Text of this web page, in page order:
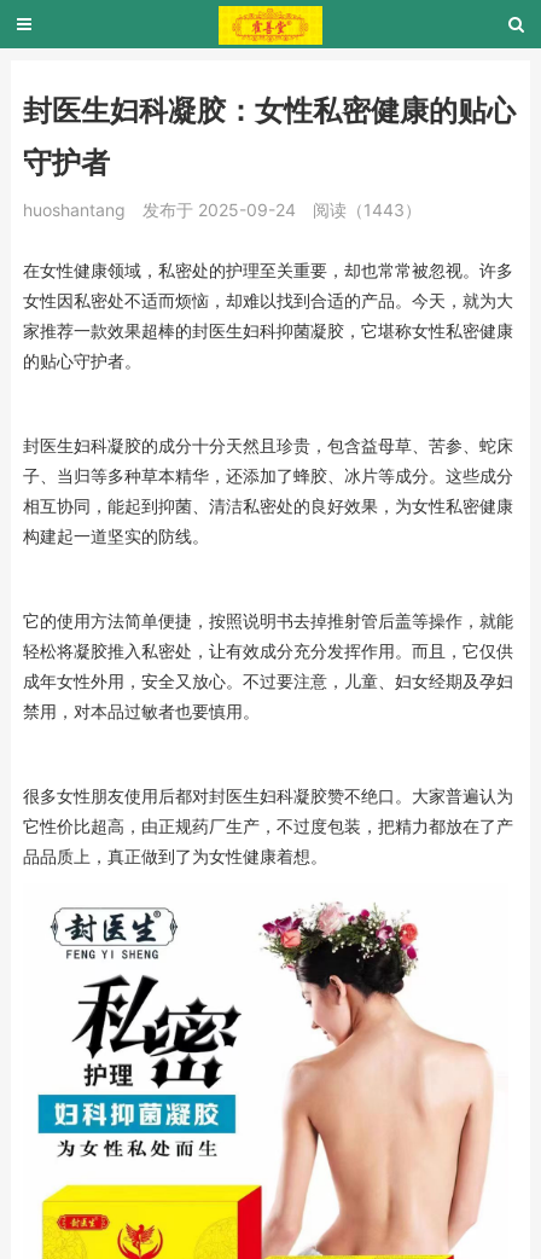
封医生妇科凝胶：女性私密健康的贴心
守护者
huoshantang 发布于 2025-09-24 阅读（1443）
在女性健康领域，私密处的护理至关重要，却也常常被忽视。许多
女性因私密处不适而烦恼，却难以找到合适的产品。今天，就为大
家推荐一款效果超棒的封医生妇科抑菌凝胶，它堪称女性私密健康
的贴心守护者。
封医生妇科凝胶的成分十分天然且珍贵，包含益母草、苦参、蛇床
子、当归等多种草本精华，还添加了蜂胶、冰片等成分。这些成分
相互协同，能起到抑菌、清洁私密处的良好效果，为女性私密健康
构建起一道坚实的防线。
它的使用方法简单便捷，按照说明书去掉推射管后盖等操作，就能
轻松将凝胶推入私密处，让有效成分充分发挥作用。而且，它仅供
成年女性外用，安全又放心。不过要注意，儿童、妇女经期及孕妇
禁用，对本品过敏者也要慎用。
很多女性朋友使用后都对封医生妇科凝胶赞不绝口。大家普遍认为
它性价比超高，由正规药厂生产，不过度包装，把精力都放在了产
品品质上，真正做到了为女性健康着想。